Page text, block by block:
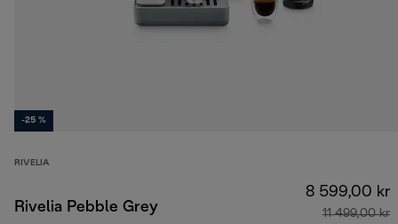
-25 %
RIVELIA
Rivelia Pebble Grey
8 599,00 kr
11 499,00 kr